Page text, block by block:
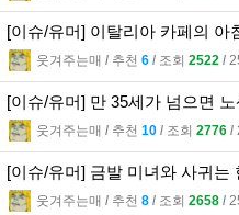
[이슈/유머] 이탈리아 카페의 아
웃겨주는매 l 추천 6 l 조회 2522 l
[이슈/유머] 만 35세가 넘으면
웃겨주는매 l 추천 10 l 조회 2776 l
[이슈/유머] 금발 미녀와 사귀는
웃겨주는매 l 추천 8 l 조회 2658 l